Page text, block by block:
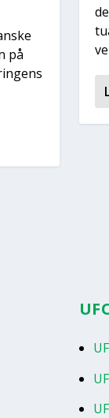
på